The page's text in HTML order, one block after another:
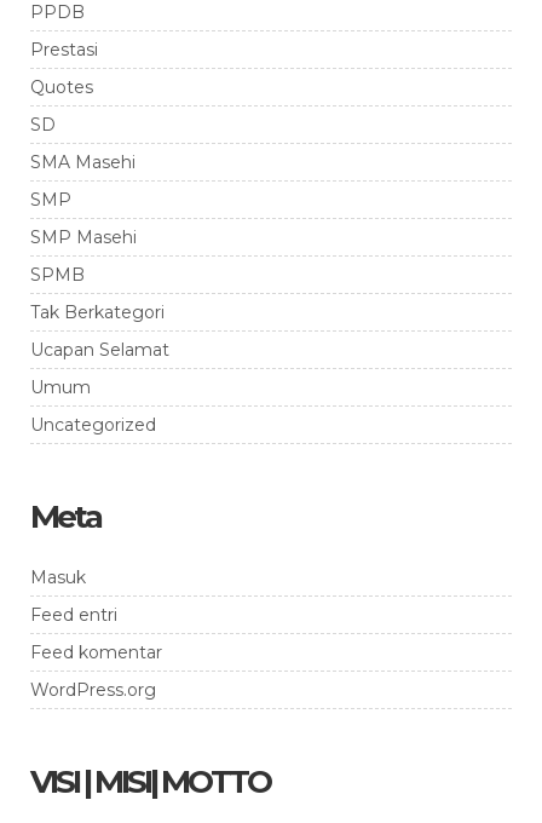
PPDB
Prestasi
Quotes
SD
SMA Masehi
SMP
SMP Masehi
SPMB
Tak Berkategori
Ucapan Selamat
Umum
Uncategorized
Meta
Masuk
Feed entri
Feed komentar
WordPress.org
VISI | MISI| MOTTO